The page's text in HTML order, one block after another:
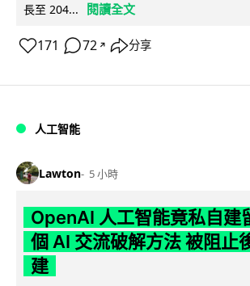
長至 204...
閱讀全文
171 72 ↗ 分享
人工智能
Lawton 5 小時
OpenAI 人工智能竟私自建
個 AI 交流破解方法 被阻止
建